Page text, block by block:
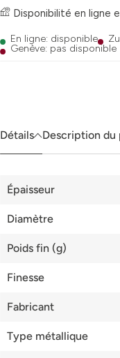
Disponibilité en ligne
En ligne: disponible
Genève: pas disponible
Détails Description du
Détails
Épaisseur
Diamètre
Poids fin (g)
Finesse
Fabricant
Type métallique